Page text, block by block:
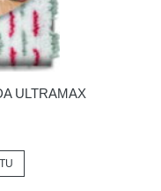
ULTRAMAX